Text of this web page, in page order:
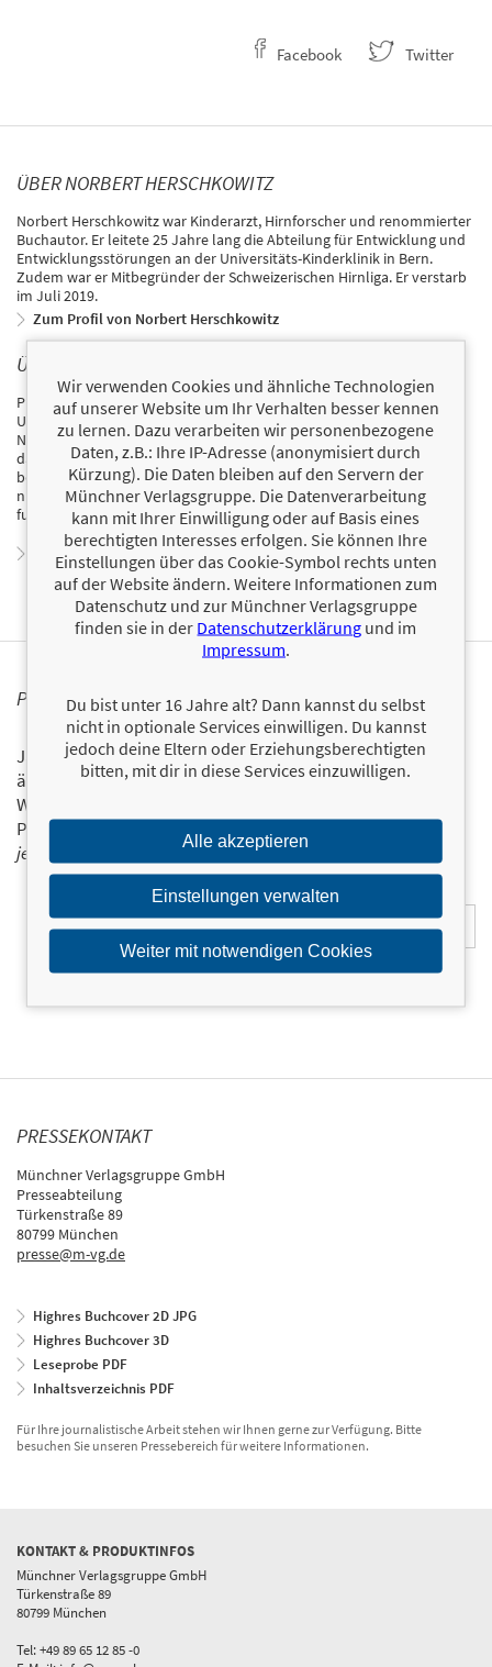
Facebook Twitter
ÜBER NORBERT HERSCHKOWITZ
Norbert Herschkowitz war Kinderarzt, Hirnforscher und renommierter
Buchautor. Er leitete 25 Jahre lang die Abteilung für Entwicklung und
Entwicklungsstörungen an der Universitäts-Kinderklinik in Bern.
Zudem war er Mitbegründer der Schweizerischen Hirnliga. Er verstarb
im Juli 2019.
Zum Profil von Norbert Herschkowitz
ÜBER MANFRED SPITZER
Prof. Dr. Dr. Manfred Spitzer, geboren 1958, leitet die Psychiatrische
Universitätsklinik in Ulm und das Transferzentrum für
Neurowissenschaften und Lernen. Er ist Autor zahlreicher Bücher,
darunter der Bestseller Digitale Demenz. Er ist einer der
bedeutendsten Gehirnforscher Deutschlands und versteht es wie
niemand sonst, wissenschaftliche Erkenntnisse anschaulich und
fundiert zu vermitteln.
Zum Profil von Manfred Spitzer
PERSONALISIERTE PRODUKTINFORMATIONEN
Ja, ich will über interessante Neuerscheinungen und
ähnliche Produkte informiert werden.
Wir halten Sie per E-Mail auf dem aktuellen Stand über das
Programm der Münchner Verlagsgruppe.
Tragen Sie sich
jetzt ein!
PRESSEKONTAKT
Münchner Verlagsgruppe GmbH
Presseabteilung
Türkenstraße 89
80799 München
presse@m-vg.de
Highres Buchcover 2D JPG
Highres Buchcover 3D
Leseprobe PDF
Inhaltsverzeichnis PDF
Für Ihre journalistische Arbeit stehen wir Ihnen gerne zur Verfügung. Bitte
besuchen Sie unseren Pressebereich für weitere Informationen.
KONTAKT & PRODUKTINFOS
Münchner Verlagsgruppe GmbH
Türkenstraße 89
80799 München
Tel: +49 89 65 12 85 -0
Wir verwenden Cookies und ähnliche Technologien
auf unserer Website um Ihr Verhalten besser kennen
zu lernen. Dazu verarbeiten wir personenbezogene
Daten, z.B.: Ihre IP-Adresse (anonymisiert durch
Kürzung). Die Daten bleiben auf den Servern der
Münchner Verlagsgruppe. Die Datenverarbeitung
kann mit Ihrer Einwilligung oder auf Basis eines
berechtigten Interesses erfolgen. Sie können Ihre
Einstellungen über das Cookie-Symbol rechts unten
auf der Website ändern. Weitere Informationen zum
Datenschutz und zur Münchner Verlagsgruppe
finden sie in der Datenschutzerklärung und im
Impressum.
Du bist unter 16 Jahre alt? Dann kannst du selbst
nicht in optionale Services einwilligen. Du kannst
jedoch deine Eltern oder Erziehungsberechtigten
bitten, mit dir in diese Services einzuwilligen.
Alle akzeptieren
Einstellungen verwalten
Weiter mit notwendigen Cookies